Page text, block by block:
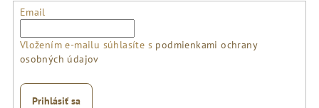
Email
Vložením e-mailu súhlasíte s podmienkami ochrany
osobných údajov
Prihlásiť sa